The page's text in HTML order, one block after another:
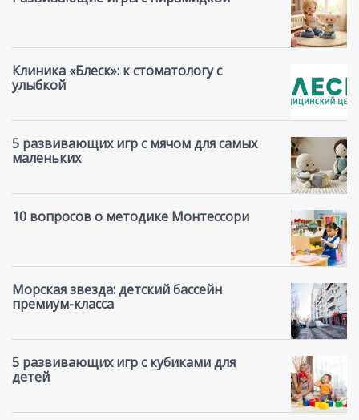
Клиника «Блеск»: к стоматологу с
улыбкой
5 развивающих игр с мячом для самых
маленьких
10 вопросов о методике Монтессори
Морская звезда: детский бассейн
премиум-класса
5 развивающих игр с кубиками для
детей